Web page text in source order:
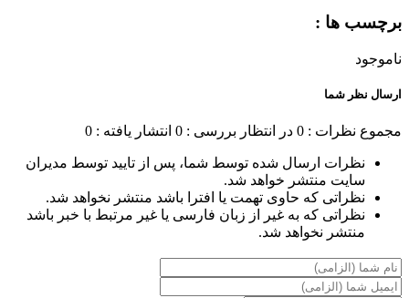
برچسب ها :
ناموجود
ارسال نظر شما
مجموع نظرات : 0 در انتظار بررسی : 0 انتشار یافته : 0
نظرات ارسال شده توسط شما، پس از تایید توسط مدیران
سایت منتشر خواهد شد.
نظراتی که حاوی تهمت یا افترا باشد منتشر نخواهد شد.
نظراتی که به غیر از زبان فارسی یا غیر مرتبط با خبر باشد
منتشر نخواهد شد.